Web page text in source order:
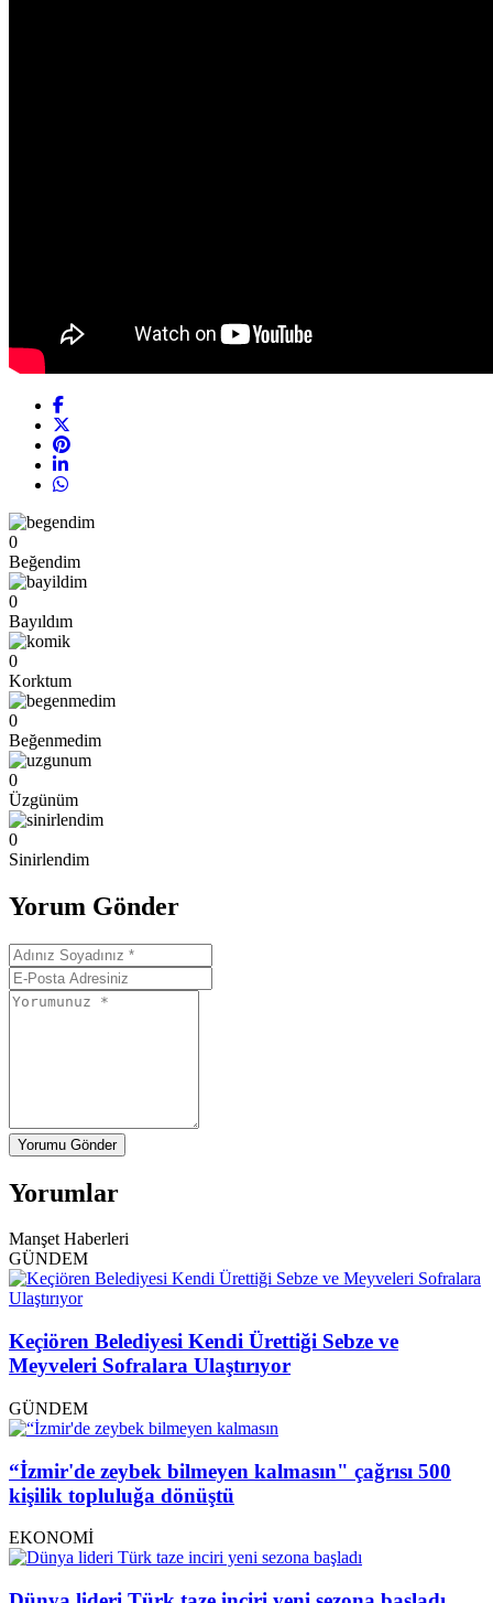
0
Beğendim
0
Bayıldım
0
Korktum
0
Beğenmedim
0
Üzgünüm
0
Sinirlendim
Yorum Gönder
Yorumu Gönder
Yorumlar
Manşet Haberleri
GÜNDEM
Keçiören Belediyesi Kendi Ürettiği Sebze ve
Meyveleri Sofralara Ulaştırıyor
GÜNDEM
“İzmir'de zeybek bilmeyen kalmasın" çağrısı 500
kişilik topluluğa dönüştü
EKONOMİ